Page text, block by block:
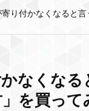
替 ン
価格：
¥400
り付かなくなると言
なくなる
を買って